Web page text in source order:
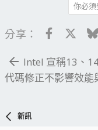
你必須
分享： Facebook
Intel 宣稱13、
代碼修正不影響效能
新訊